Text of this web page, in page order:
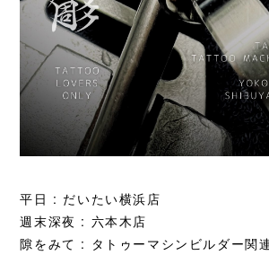
平日 : だいたい横浜店
週末深夜 : 六本木店
隙をみて : タトゥーマシンビルダー関